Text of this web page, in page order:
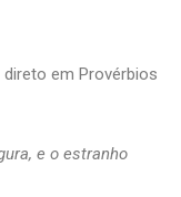
em Provérbios
e o estranho